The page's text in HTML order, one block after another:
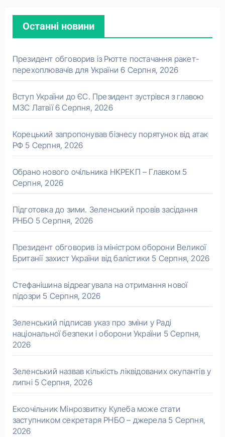
Останні новини
Президент обговорив із Рютте постачання ракет-
перехоплювачів для України 6 Серпня, 2026
Вступ України до ЄС. Президент зустрівся з главою
МЗС Латвії 6 Серпня, 2026
Корецький запропонував бізнесу порятунок від атак
РФ 5 Серпня, 2026
Обрано нового очільника НКРЕКП – Главком 5
Серпня, 2026
Підготовка до зими. Зеленський провів засідання
РНБО 5 Серпня, 2026
Президент обговорив із міністром оборони Великої
Британії захист України від балістики 5 Серпня, 2026
Стефанішина відреагувала на отримання нової
підозри 5 Серпня, 2026
Зеленський підписав указ про зміни у Раді
національної безпеки і оборони України 5 Серпня,
2026
Зеленський назвав кількість ліквідованих окупантів у
липні 5 Серпня, 2026
Ексочільник Мінрозвитку Кулеба може стати
заступником секретаря РНБО – джерела 5 Серпня,
2026